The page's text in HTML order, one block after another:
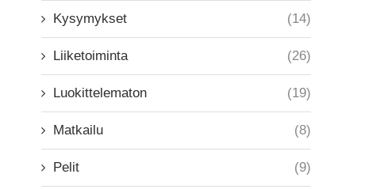
Kysymykset (14)
Liiketoiminta (26)
Luokittelematon (19)
Matkailu (8)
Pelit (9)